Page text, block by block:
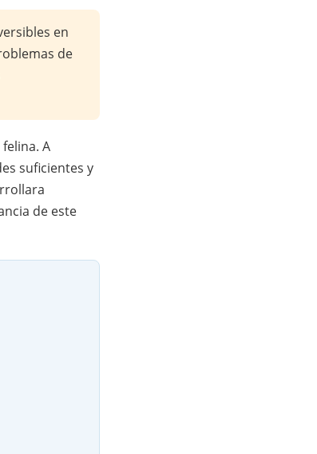
en
de
A
suficientes y
de este